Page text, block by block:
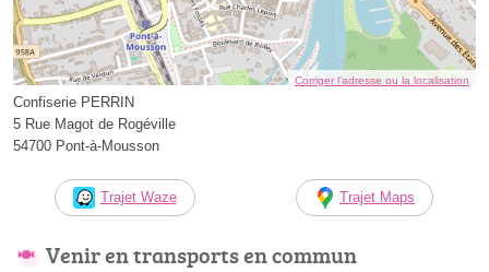
Corriger l’adresse ou la localisation
Confiserie PERRIN
5 Rue Magot de Rogéville
54700 Pont-à-Mousson
Trajet Waze Trajet Maps
Venir en transports en commun